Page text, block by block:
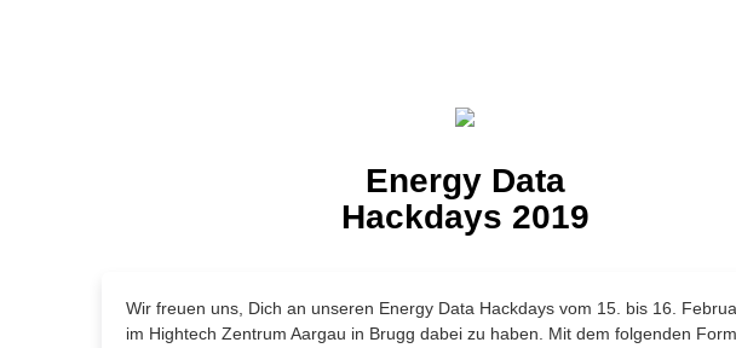
Energy Data
Hackdays 2019
Wir freuen uns, Dich an unseren Energy Data Hackdays vom 15. bis 16.
im Hightech Zentrum Aargau in Brugg dabei zu haben. Mit dem folgenden